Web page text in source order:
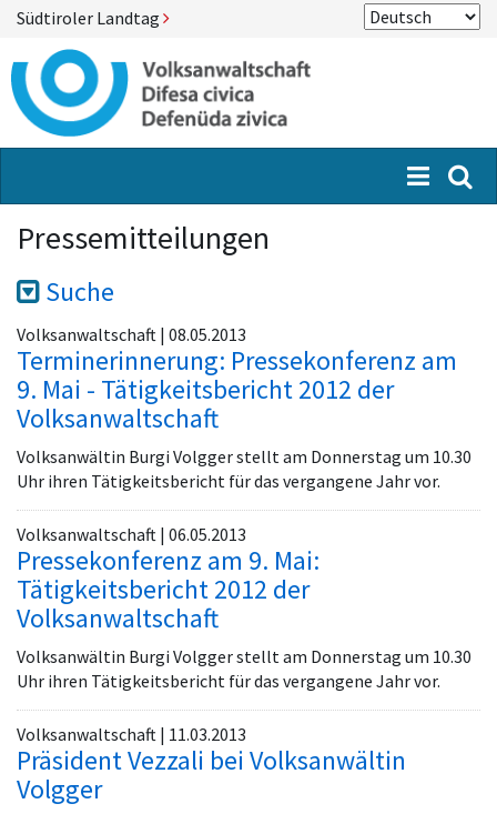
Südtiroler Landtag
Menü
Pressemitteilungen
Suche
Volksanwaltschaft | 08.05.2013
Terminerinnerung: Pressekonferenz am
9. Mai - Tätigkeitsbericht 2012 der
Volksanwaltschaft
Volksanwältin Burgi Volgger stellt am Donnerstag um 10.30
Uhr ihren Tätigkeitsbericht für das vergangene Jahr vor.
Volksanwaltschaft | 06.05.2013
Pressekonferenz am 9. Mai:
Tätigkeitsbericht 2012 der
Volksanwaltschaft
Volksanwältin Burgi Volgger stellt am Donnerstag um 10.30
Uhr ihren Tätigkeitsbericht für das vergangene Jahr vor.
Volksanwaltschaft | 11.03.2013
Präsident Vezzali bei Volksanwältin
Volgger